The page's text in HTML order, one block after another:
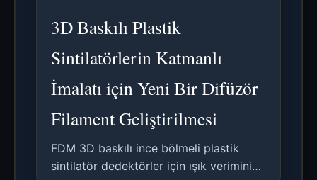
3D Baskılı Plastik
Sintilatörlerin Katmanlı
İmalatı için Yeni Bir Difüzör
Filament Geliştirilmesi
FDM 3D baskılı ince bölmeli plastik
sintilatör dedektörler için ışık verimini